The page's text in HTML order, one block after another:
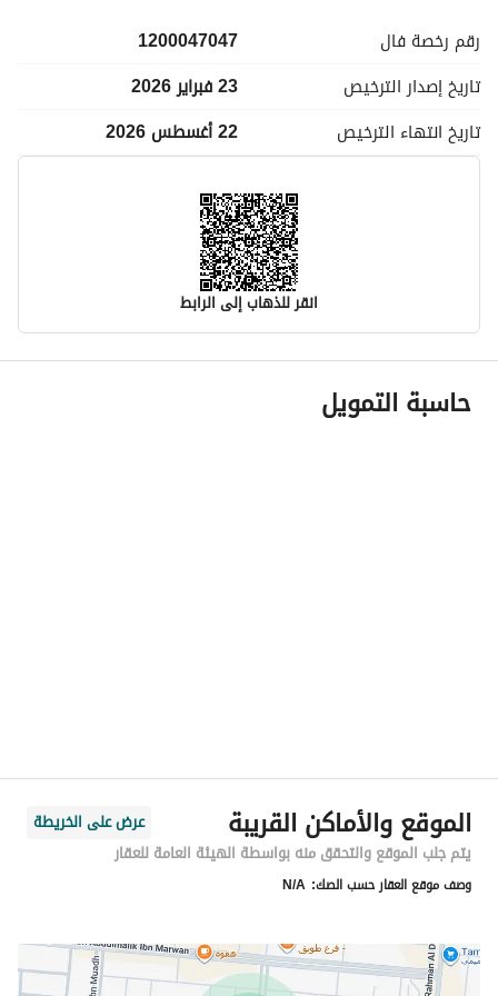
رقم رخصة فال
1200047047
تاريخ إصدار الترخيص
23 فبراير 2026
تاريخ انتهاء الترخيص 22 أغسطس 2026
انقر للذهاب إلى الرابط
معلومات مسؤول الإعلان
اسم المسؤول
رقم المبنى
7218
الرقم الاضافي
خط العرض
24.56339704235749
حاسبة التمويل
الموقع والأماكن القريبة
عرض على الخريطة
يتم جلب الموقع والتحقق منه بواسطة الهيئة العامة للعقار
وصف موقع العقار حسب الصك: N/A